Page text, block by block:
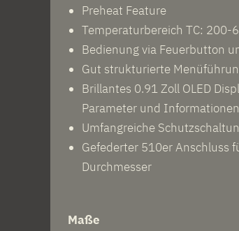
Preheat Feature
Temperaturbereich TC: 200-
Bedienung via Feuerbutton
Gut strukturierte
Brillantes 0.91 Zoll OLED
Parameter und Informationen
Umfangreiche
Gefederter 510er Anschluss
Durchmesser
Maße